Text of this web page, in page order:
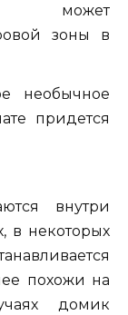
может
зоны в
необычное
придется
внутри
в некоторых
похожи на
домик